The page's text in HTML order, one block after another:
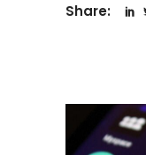
Share: